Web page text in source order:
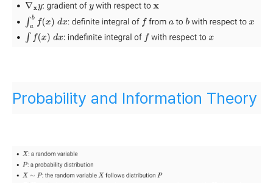
Probability and Information Theory